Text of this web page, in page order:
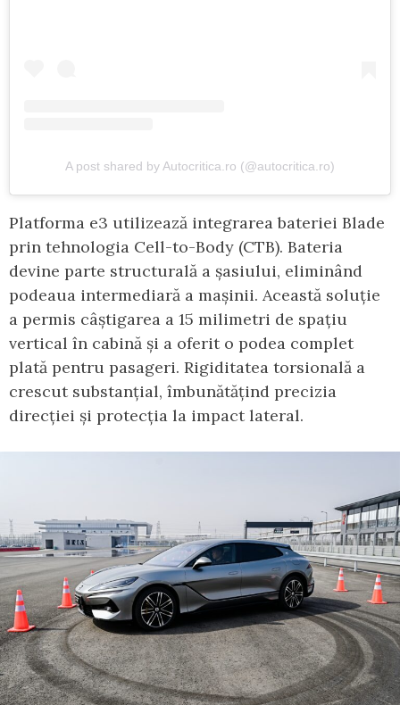
A post shared by Autocritica.ro (@autocritica.ro)
Platforma e3 utilizează integrarea bateriei Blade
prin tehnologia Cell-to-Body (CTB). Bateria
devine parte structurală a șasiului, eliminând
podeaua intermediară a mașinii. Această soluție
a permis câștigarea a 15 milimetri de spațiu
vertical în cabină și a oferit o podea complet
plată pentru pasageri. Rigiditatea torsională a
crescut substanțial, îmbunătățind precizia
direcției și protecția la impact lateral.